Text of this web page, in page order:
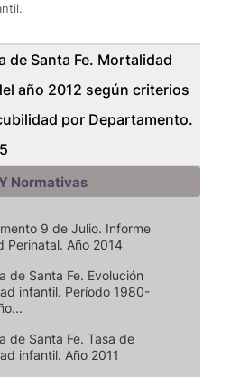
de Santa Fe. Mortalidad
año 2012 según criterios
por Departamento.
Normativas
9 de Julio. Informe
Perinatal. Año 2014
de Santa Fe. Evolución
infantil. Período 1980-
de Santa Fe. Tasa de
infantil. Año 2011